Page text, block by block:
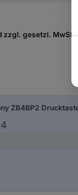
zzgl. gesetzl.